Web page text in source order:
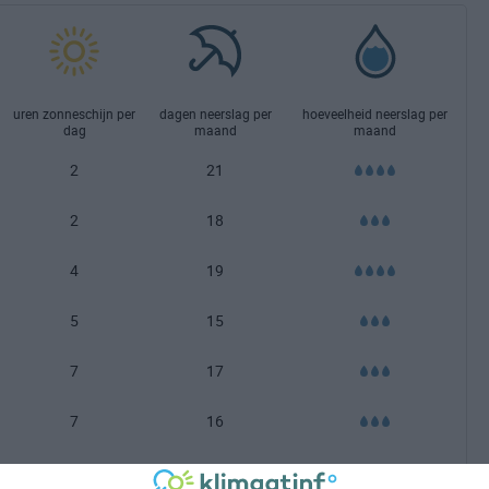
uren zonneschijn per
dag
dagen neerslag per
maand
hoeveelheid neerslag per
maand
2 21
2 18
4 19
5 15
7 17
7 16
7 17